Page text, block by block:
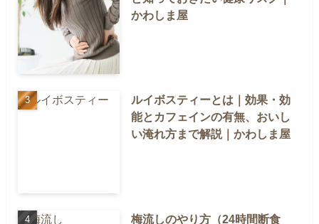
かわしま屋
ルイボスティーとは｜効果・効
能とカフェインの有無、おいし
い淹れ方まで解説｜かわしま屋
梅流しのやり方（24時間断食